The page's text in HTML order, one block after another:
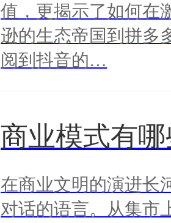
值，更揭示了如何在
逊的生态帝国到拼多
阅到抖音的…
商业模式有哪
在商业文明的演进长
对话的语言。从集市